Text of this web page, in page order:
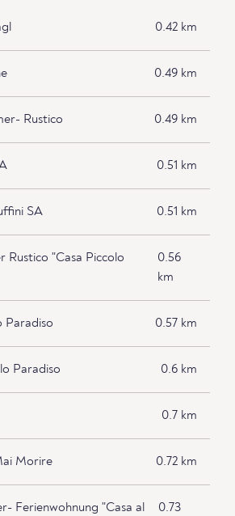
0.42 km
0.49 km
Rustico 0.49 km
0.51 km
SA 0.51 km
Rustico "Casa Piccolo
0.56
km
Paradiso 0.57 km
Paradiso 0.6 km
0.7 km
Morire 0.72 km
Ferienwohnung "Casa al
0.73